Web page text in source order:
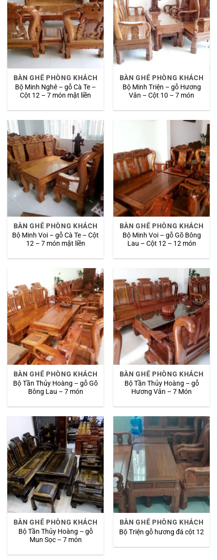
BÀN GHẾ PHÒNG KHÁCH
Bộ Minh Nghê – gỗ Cà Te –
Cột 12 – 7 món mặt liền
BÀN GHẾ PHÒNG KHÁCH
Bộ Minh Triện – gỗ Hương
Vân – Cột 10 – 7 món
BÀN GHẾ PHÒNG KHÁCH
Bộ Minh Voi – gỗ Cà Te – Cột
12 – 7 món mặt liền
BÀN GHẾ PHÒNG KHÁCH
Bộ Minh Voi – gỗ Gõ Bông
Lau – Cột 12 – 12 món
BÀN GHẾ PHÒNG KHÁCH
Bộ Tần Thủy Hoàng – gỗ Gõ
Bông Lau – 7 món
BÀN GHẾ PHÒNG KHÁCH
Bộ Tần Thủy Hoàng – gỗ
Hương Vân – 7 Món
BÀN GHẾ PHÒNG KHÁCH
Bộ Tần Thủy Hoàng – gỗ
Mun Sọc – 7 món
BÀN GHẾ PHÒNG KHÁCH
Bộ Triện gỗ hương đá cột 12